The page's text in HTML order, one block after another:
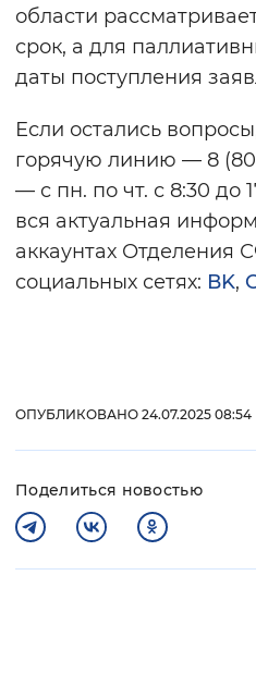
области
срок, а для
даты поступления
Если остались
горячую линию — 8
— с пн. по чт. с 8:30 до
вся актуальная
аккаунтах Отделения
социальных сетях: ВK,
ОПУБЛИКОВАНО 24.07.2025 08:54
Поделиться новостью